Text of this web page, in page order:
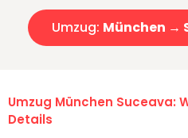
Umzug: München →
Umzug München Suceava:
Details